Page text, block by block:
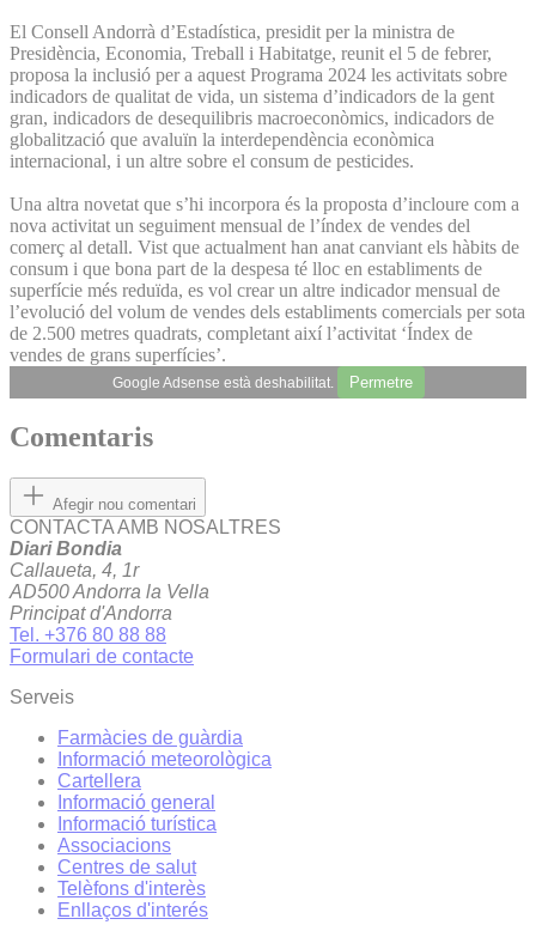
El Consell Andorrà d’Estadística, presidit per la ministra de
Presidència, Economia, Treball i Habitatge, reunit el 5 de febrer,
proposa la inclusió per a aquest Programa 2024 les activitats sobre
indicadors de qualitat de vida, un sistema d’indicadors de la gent
gran, indicadors de desequilibris macroeconòmics, indicadors de
globalització que avaluïn la interdependència econòmica
internacional, i un altre sobre el consum de pesticides.
Una altra novetat que s’hi incorpora és la proposta d’incloure com a
nova activitat un seguiment mensual de l’índex de vendes del
comerç al detall. Vist que actualment han anat canviant els hàbits de
consum i que bona part de la despesa té lloc en establiments de
superfície més reduïda, es vol crear un altre indicador mensual de
l’evolució del volum de vendes dels establiments comercials per sota
de 2.500 metres quadrats, completant així l’activitat ‘Índex de
vendes de grans superfícies’.
Google Adsense està deshabilitat. Permetre
Comentaris
Afegir nou comentari
CONTACTA AMB NOSALTRES
Diari Bondia
Callaueta, 4, 1r
AD500 Andorra la Vella
Principat d'Andorra
Tel. +376 80 88 88
Formulari de contacte
Serveis
Farmàcies de guàrdia
Informació meteorològica
Cartellera
Informació general
Informació turística
Associacions
Centres de salut
Telèfons d'interès
Enllaços d'interés